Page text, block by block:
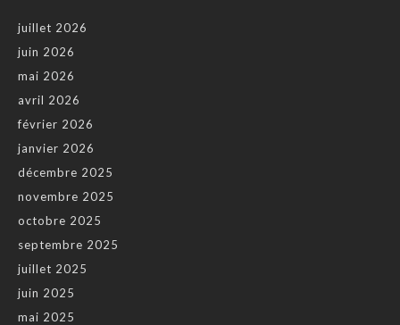
juillet 2026
juin 2026
mai 2026
avril 2026
février 2026
janvier 2026
décembre 2025
novembre 2025
octobre 2025
septembre 2025
juillet 2025
juin 2025
mai 2025